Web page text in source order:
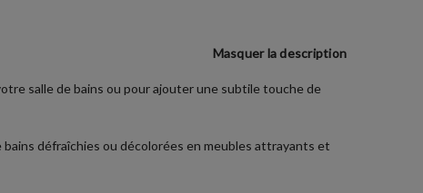
Masquer la description
salle de bains ou pour ajouter une subtile touche de
défraîchies ou décolorées en meubles attrayants et